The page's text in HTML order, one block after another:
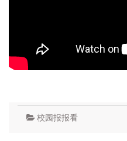
校园报报看